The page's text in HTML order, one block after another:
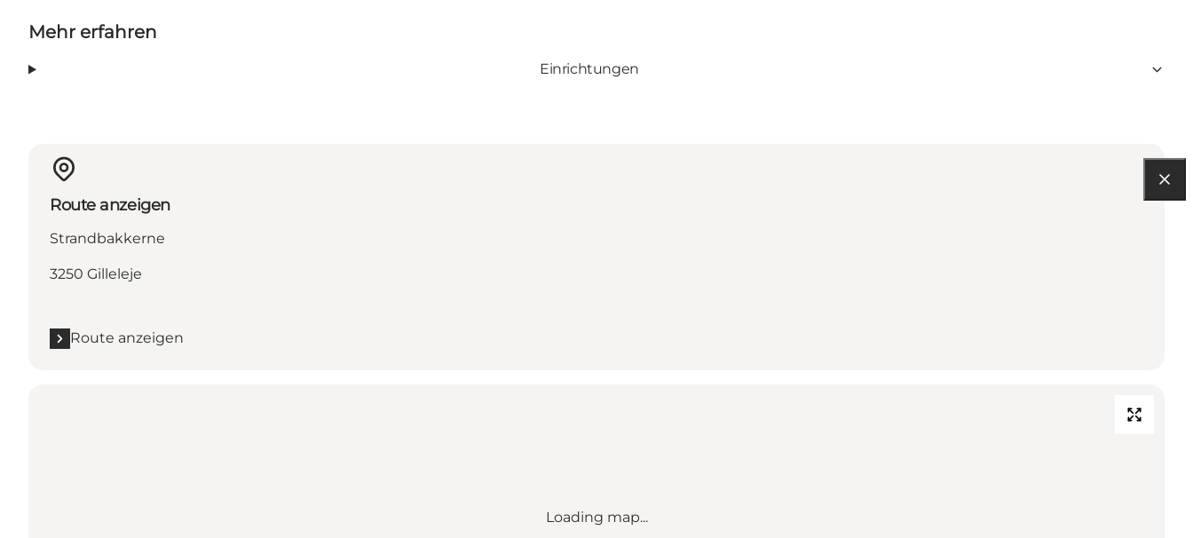
Mehr erfahren
Einrichtungen
Route anzeigen
Strandbakkerne
3250 Gilleleje
Route anzeigen
Loading map...